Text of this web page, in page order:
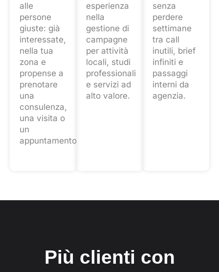
alle
persone
giuste: già
interessate,
nella tua
zona e
propense a
prenotare
una
consulenza,
una visita o
un
appuntamento.
esperienza
nella
gestione di
campagne
per attività
locali, studi
professionali
e servizi ad
alto valore.
senza
perdere
settimane
tra call
inutili, brief
infiniti e
passaggi
interni da
agenzia.
Più clienti con